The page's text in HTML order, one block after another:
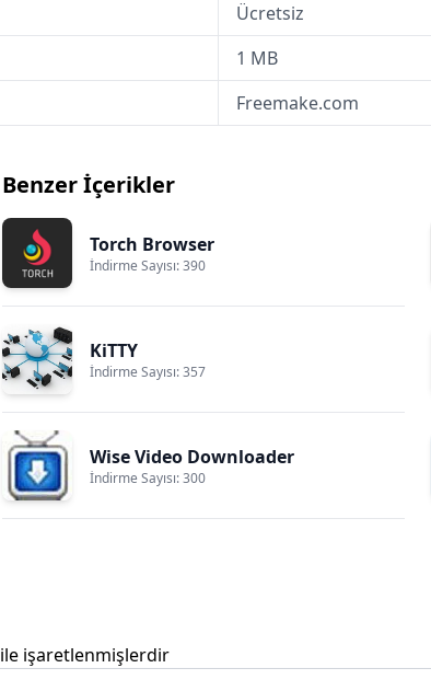
Ücretsiz
1 MB
Freemake.com
Benzer İçerikler
Torch Browser
İndirme Sayısı: 390
KiTTY
İndirme Sayısı: 357
Wise Video Downloader
İndirme Sayısı: 300
ile işaretlenmişlerdir